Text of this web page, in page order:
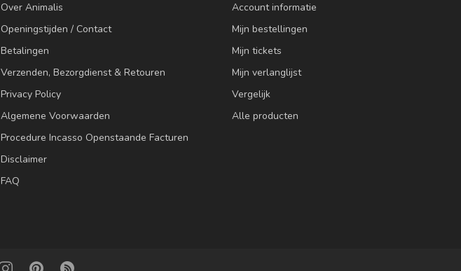
Over Animalis
Openingstijden / Contact
Betalingen
Verzenden, Bezorgdienst & Retouren
Privacy Policy
Algemene Voorwaarden
Procedure Incasso Openstaande Facturen
Disclaimer
FAQ
Account informatie
Mijn bestellingen
Mijn tickets
Mijn verlanglijst
Vergelijk
Alle producten